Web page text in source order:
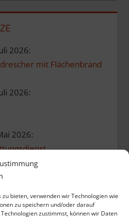
bieten, verwenden wir Technologien wie
zu speichern und/oder darauf
zustimmst, können wir Daten
2026:
mit Flächenbrand
2026:
2026:
2026: